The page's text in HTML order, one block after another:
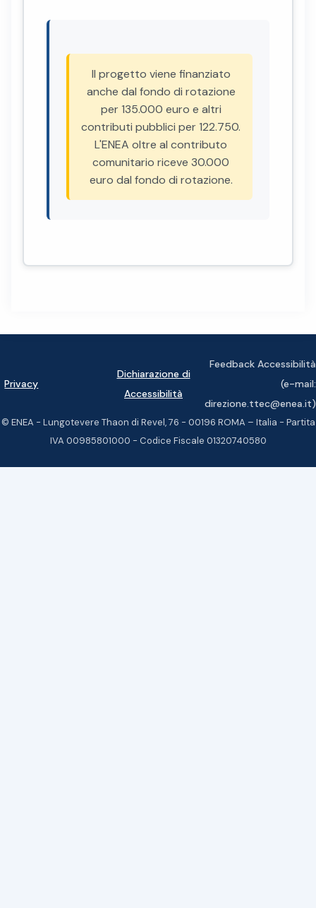
Il progetto viene finanziato
anche dal fondo di rotazione
per 135.000 euro e altri
contributi pubblici per 122.750.
L'ENEA oltre al contributo
comunitario riceve 30.000
euro dal fondo di rotazione.
Privacy
Dichiarazione di
Accessibilità
Feedback Accessibilità
(e-mail:
direzione.ttec@enea.it)
© ENEA - Lungotevere Thaon di Revel, 76 - 00196 ROMA – Italia - Partita
IVA 00985801000 - Codice Fiscale 01320740580